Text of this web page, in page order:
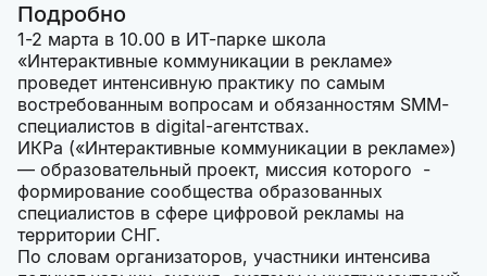
Подробно
1-2 марта в 10.00 в ИТ-парке школа
«Интерактивные коммуникации в рекламе»
проведет интенсивную практику по самым
востребованным вопросам и обязанностям SMM-
специалистов в digital-агентствах.
ИКРа («Интерактивные коммуникации в рекламе»)
— образовательный проект, миссия которого -
формирование сообщества образованных
специалистов в сфере цифровой рекламы на
территории СНГ.
По словам организаторов, участники интенсива